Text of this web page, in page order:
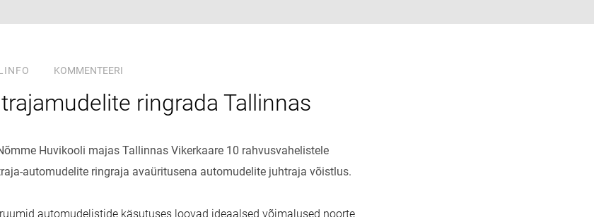
KOMMENTEERI
ringrada Tallinnas
Huvikooli majas Tallinnas Vikerkaare 10 rahvusvahelistele
automudelite ringraja avaüritusena automudelite juhtraja võistlus.
automudelistide käsutuses loovad ideaalsed võimalused noorte